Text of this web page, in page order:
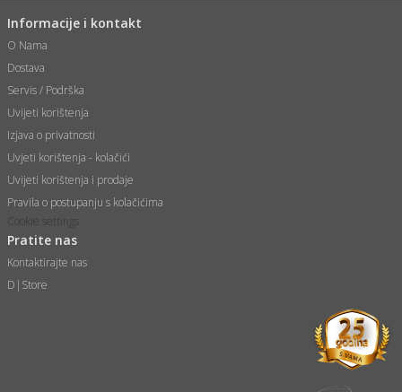
Informacije i kontakt
O Nama
Dostava
Servis / Podrška
Uvijeti korištenja
Izjava o privatnosti
Uvjeti korištenja - kolačići
Uvijeti korištenja i prodaje
Pravila o postupanju s kolačićima
Cookie settings
Pratite nas
Kontaktirajte nas
D|Store